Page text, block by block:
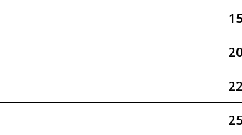
20
22